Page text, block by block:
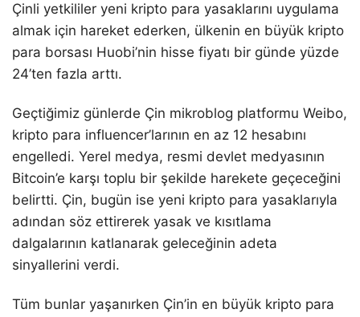
Çinli yetkililer yeni kripto para yasaklarını uygulama
almak için hareket ederken, ülkenin en büyük kripto
para borsası Huobi’nin hisse fiyatı bir günde yüzde
24’ten fazla arttı.
Geçtiğimiz günlerde Çin mikroblog platformu Weibo,
kripto para influencer’larının en az 12 hesabını
engelledi. Yerel medya, resmi devlet medyasının
Bitcoin’e karşı toplu bir şekilde harekete geçeceğini
belirtti. Çin, bugün ise yeni kripto para yasaklarıyla
adından söz ettirerek yasak ve kısıtlama
dalgalarının katlanarak geleceğinin adeta
sinyallerini verdi.
Tüm bunlar yaşanırken Çin’in en büyük kripto para